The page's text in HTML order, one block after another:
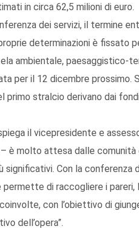
in circa 62,5 milioni di euro.
dei servizi, il termine
determinazioni è fissato
ambientale, paesaggistico-
per il 12 dicembre prossimo.
primo stralcio derivano dai
il vicepresidente e
è molto attesa dalle comunità
significativi. Con la
permette di raccogliere i
con l’obiettivo di
dell’opera”.